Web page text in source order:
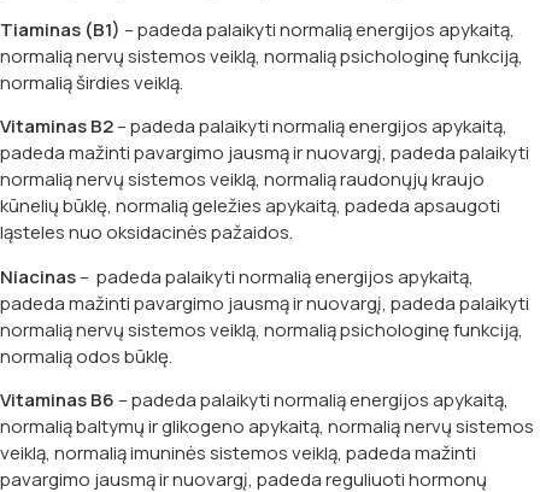
Tiaminas (B1) – padeda palaikyti normalią energijos apykaitą,
normalią nervų sistemos veiklą, normalią psichologinę funkciją,
normalią širdies veiklą.
Vitaminas B2– padeda palaikyti normalią energijos apykaitą,
padeda mažinti pavargimo jausmą ir nuovargį, padeda palaikyti
normalią nervų sistemos veiklą, normalią raudonųjų kraujo
kūnelių būklę, normalią geležies apykaitą, padeda apsaugoti
ląsteles nuo oksidacinės pažaidos.
Niacinas– padeda palaikyti normalią energijos apykaitą,
padeda mažinti pavargimo jausmą ir nuovargį, padeda palaikyti
normalią nervų sistemos veiklą, normalią psichologinę funkciją,
normalią odos būklę.
Vitaminas B6 – padeda palaikyti normalią energijos apykaitą,
normalią baltymų ir glikogeno apykaitą, normalią nervų sistemos
veiklą, normalią imuninės sistemos veiklą, padeda mažinti
pavargimo jausmą ir nuovargį, padeda reguliuoti hormonų